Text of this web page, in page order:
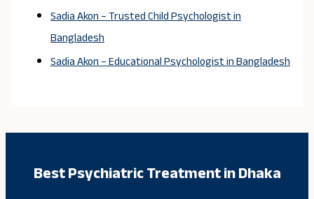
Sadia Akon – Trusted Child Psychologist in
Bangladesh
Sadia Akon – Educational Psychologist in Bangladesh
Best Psychiatric Treatment in Dhaka